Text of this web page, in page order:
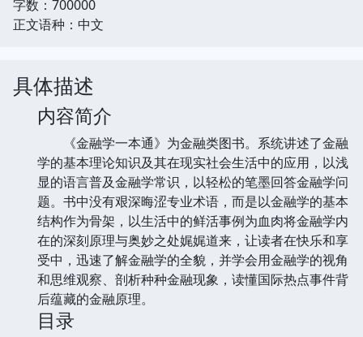
字数：700000
正文语种：中文
具体描述
内容简介
《金融学一本通》为金融类图书。系统讲述了金融
学的基本理论知识及其在现实社会生活中的应用，以浅
显的语言普及金融学常识，以轻松的笔墨回答金融学问
题。书中没有艰深晦涩专业术语，而是以金融学的基本
结构作为骨架，以生活中的鲜活事例为血肉将金融学内
在的深刻原理与奥妙之处娓娓道来，让读者在快乐和享
受中，迅速了解金融学的全貌，并学会用金融学的视角
和思维观察、剖析种种金融现象，读懂国际热点事件背
后蕴藏的金融原理。
目录